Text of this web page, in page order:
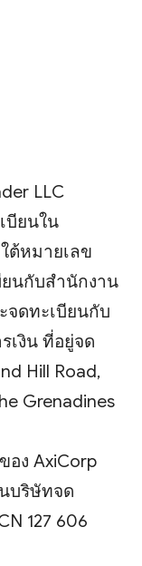
LLC
บียนใน
ต้หมายเลข
ยนกับสำนักงาน
จดทะเบียนกับ
เงิน ที่อยู่จด
Hill Road,
Grenadines
อง AxiCorp
บริษัทจด
127 606